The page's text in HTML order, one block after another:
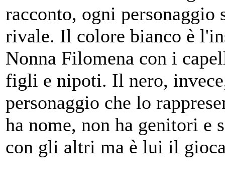
racconto, ogni
rivale. Il colore bianco è
Nonna Filomena con i
figli e nipoti. Il nero,
personaggio che lo
ha nome, non ha genitori e
con gli altri ma è lui il